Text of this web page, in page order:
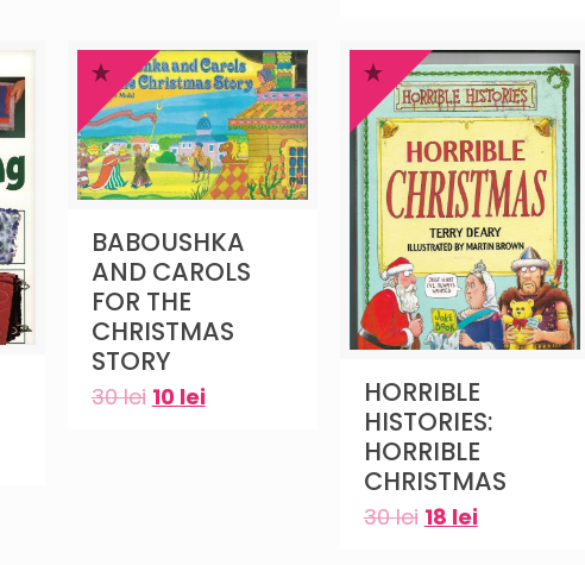
BABOUSHKA
AND CAROLS
FOR THE
CHRISTMAS
STORY
30lei 10 lei
HORRIBLE
HISTORIES:
HORRIBLE
CHRISTMAS
30lei 18 lei